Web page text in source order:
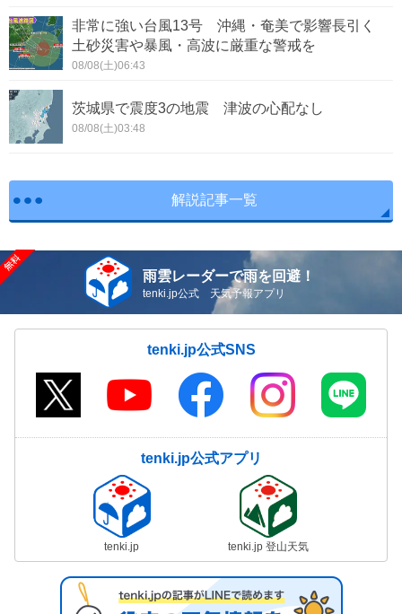
非常に強い台風13号 沖縄・奄美で影響長引く
土砂災害や暴風・高波に厳重な警戒を
08/08(土)06:43
茨城県で震度3の地震 津波の心配なし
08/08(土)03:48
解説記事一覧
雨雲レーダーで雨を回避！
tenki.jp公式 天気予報アプリ
tenki.jp公式SNS
tenki.jp公式アプリ
tenki.jp tenki.jp 登山天気